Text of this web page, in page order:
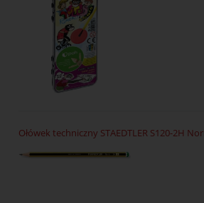
Ołówek techniczny STAEDTLER S120-2H